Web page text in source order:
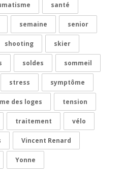
santé
semaine senior
shooting skier
soldes sommeil
stress symptôme
des loges tension
traitement vélo
Vincent Renard
Yonne